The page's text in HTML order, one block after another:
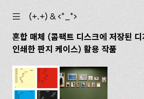
☰ (+.+) & ‹*_*›
혼합 매체 (콤팩트 디스크에 저장된
인쇄한 판지 케이스) 활용 작품